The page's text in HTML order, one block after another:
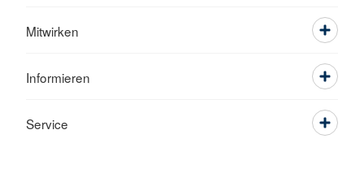
Mitwirken
Informieren
Service